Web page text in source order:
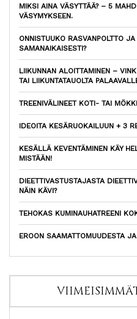
MIKSI AINA VÄSYTTÄÄ? – 5
VÄSYMYKSEEN.
ONNISTUUKO RASVANPOLTTO
SAMANAIKAISESTI?
LIIKUNNAN ALOITTAMINEN –
TAI LIIKUNTATAUOLTA
TREENIVÄLINEET KOTI- TAI
IDEOITA KESÄRUOKAILUUN + 3
KESÄLLÄ KEVENTÄMINEN KÄY
MISTÄÄN!
DIEETTIVASTUSTAJASTA
NÄIN KÄVI?
TEHOKAS KUMINAUHATREENI
EROON SAAMATTOMUUDESTA